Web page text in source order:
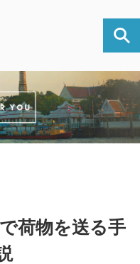
荷物を送る手